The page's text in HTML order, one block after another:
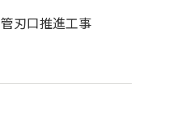
刃口推進工事